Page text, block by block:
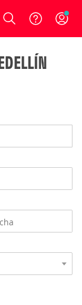
Login